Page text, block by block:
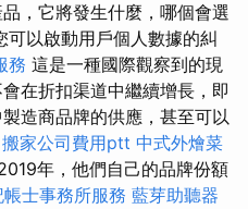
，它將發生什麼，哪個會選
以啟動用戶個人數據的糾
務 這是一種國際觀察到的現
在折扣渠道中繼續增長，即
造商品牌的供應，甚至可以
搬家公司費用ptt 中式外燴菜
年，他們自己的品牌份額
士事務所服務 藍芽助聽器